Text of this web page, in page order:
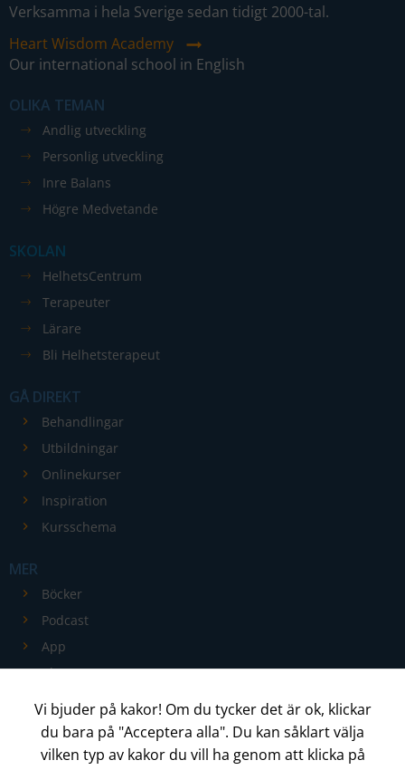
Verksamma i hela Sverige sedan tidigt 2000-tal.
Heart Wisdom Academy
Our international school in English
OLIKA TEMAN
Andlig utveckling
Personlig utveckling
Inre Balans
Högre Medvetande
SKOLAN
HelhetsCentrum
Terapeuter
Lärare
Bli Helhetsterapeut
GÅ DIREKT
Behandlingar
Utbildningar
Onlinekurser
Inspiration
Kursschema
MER
Böcker
Podcast
App
Blogg
Kontakt
ADMIN (Logga in)
Vi bjuder på kakor! Om du tycker det är ok, klickar
du bara på "Acceptera alla". Du kan såklart välja
vilken typ av kakor du vill ha genom att klicka på